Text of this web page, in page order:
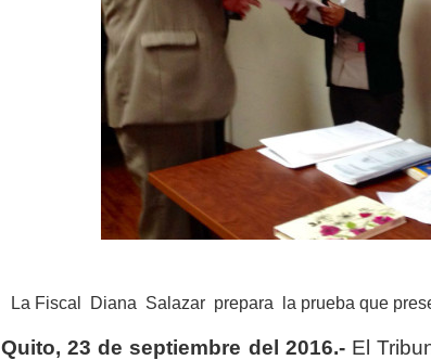
La Fiscal Diana Salazar prepara la prueba que
Quito, 23 de septiembre del 2016.- El